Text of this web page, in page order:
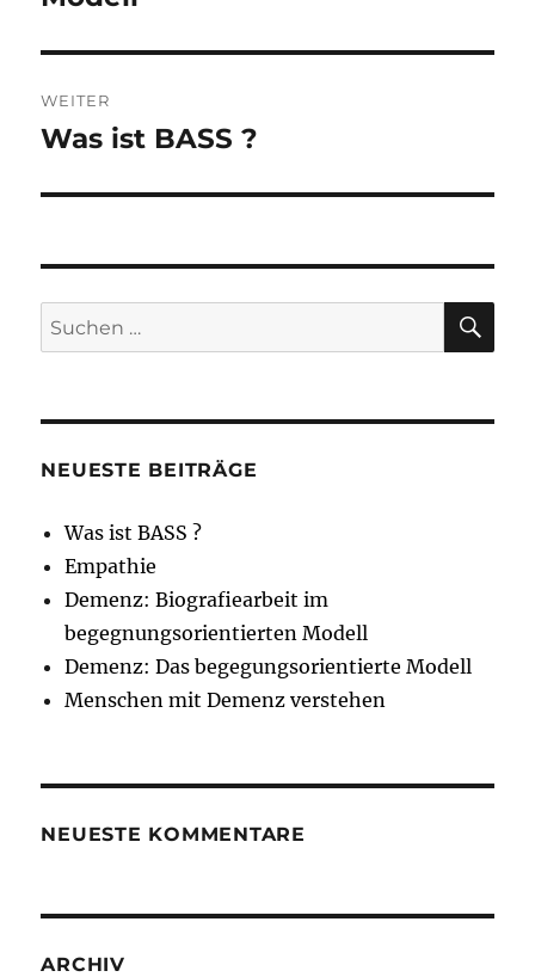
WEITER
Nächster
Was ist BASS ?
Suche
nach:
NEUESTE BEITRÄGE
Was ist BASS ?
Empathie
Demenz: Biografiearbeit im
begegnungsorientierten Modell
Demenz: Das begegungsorientierte Modell
Menschen mit Demenz verstehen
NEUESTE KOMMENTARE
ARCHIV